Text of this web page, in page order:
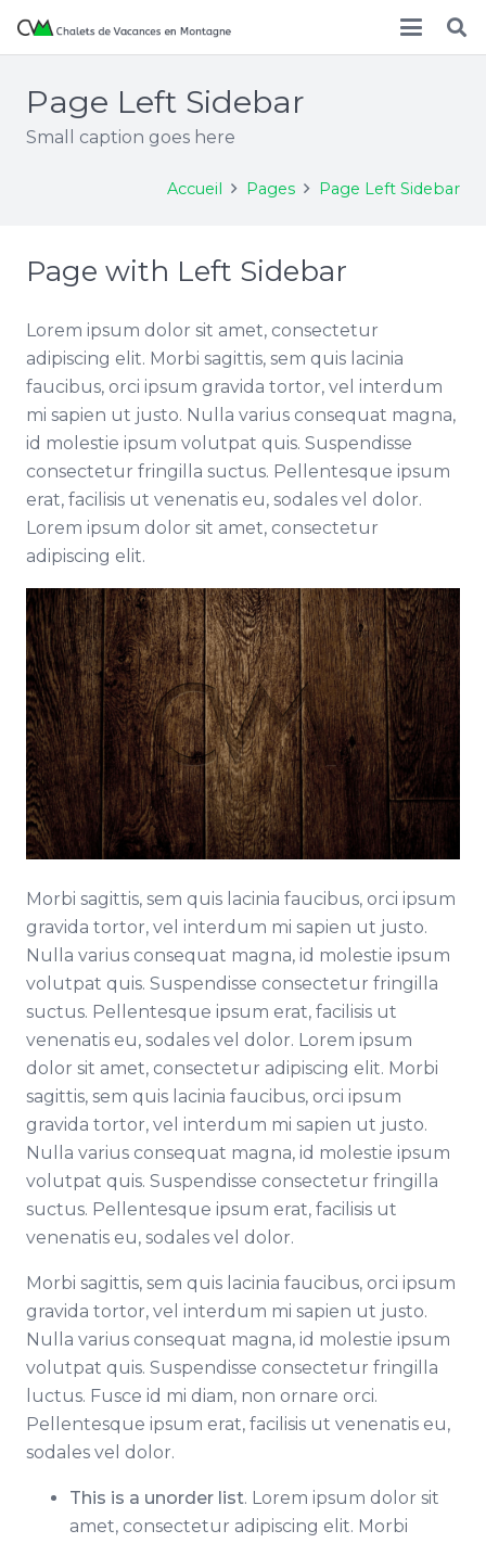
Page Left Sidebar
Small caption goes here
Accueil Pages Page Left Sidebar
Page with Left Sidebar
Lorem ipsum dolor sit amet, consectetur
adipiscing elit. Morbi sagittis, sem quis lacinia
faucibus, orci ipsum gravida tortor, vel interdum
mi sapien ut justo. Nulla varius consequat magna,
id molestie ipsum volutpat quis. Suspendisse
consectetur fringilla suctus. Pellentesque ipsum
erat, facilisis ut venenatis eu, sodales vel dolor.
Lorem ipsum dolor sit amet, consectetur
adipiscing elit.
Morbi sagittis, sem quis lacinia faucibus, orci ipsum
gravida tortor, vel interdum mi sapien ut justo.
Nulla varius consequat magna, id molestie ipsum
volutpat quis. Suspendisse consectetur fringilla
suctus. Pellentesque ipsum erat, facilisis ut
venenatis eu, sodales vel dolor. Lorem ipsum
dolor sit amet, consectetur adipiscing elit. Morbi
sagittis, sem quis lacinia faucibus, orci ipsum
gravida tortor, vel interdum mi sapien ut justo.
Nulla varius consequat magna, id molestie ipsum
volutpat quis. Suspendisse consectetur fringilla
suctus. Pellentesque ipsum erat, facilisis ut
venenatis eu, sodales vel dolor.
Morbi sagittis, sem quis lacinia faucibus, orci ipsum
gravida tortor, vel interdum mi sapien ut justo.
Nulla varius consequat magna, id molestie ipsum
volutpat quis. Suspendisse consectetur fringilla
luctus. Fusce id mi diam, non ornare orci.
Pellentesque ipsum erat, facilisis ut venenatis eu,
sodales vel dolor.
This is a unorder list. Lorem ipsum dolor sit
amet, consectetur adipiscing elit. Morbi